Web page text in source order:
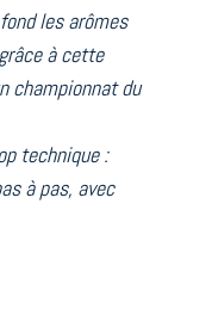
les arômes
à cette
championnat du
technique :
à pas, avec